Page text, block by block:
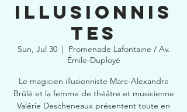
Illusionnis
tes
Sun, Jul 30
  |
Promenade Lafontaine / Av.
Émile-Duployé
Le magicien illusionniste Marc-Alexandre
Brûlé et la femme de théâtre et musicienne
Valérie Descheneaux présentent toute en